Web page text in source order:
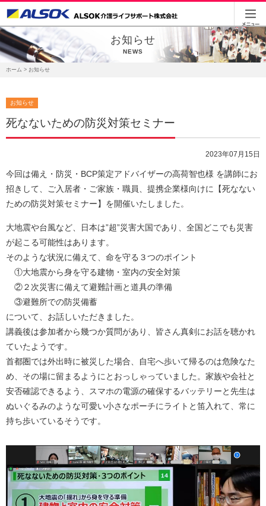
お知らせ
NEWS
ホーム > お知らせ
お知らせ
死なないための防災対策セミナー
2023年07月15日
今回は備え・防災・BCP策定アドバイザーの高荷智也様 を講師にお
招きして、ご入居者・ご家族・職員、提携企業様向けに【死なない
ための防災対策セミナー】を開催いたしました。
大地震や台風など、日本は”超”災害大国であり、全国どこでも災害
が起こる可能性はあります。
そのような状況に備えて、命を守る３つのポイント
①大地震から身を守る建物・室内の安全対策
②２次災害に備えて避難計画と道具の準備
③避難所での防災備蓄
について、お話しいただきました。
講義後は参加者から幾つか質問があり、皆さん真剣にお話を聴かれ
ていたようです。
首都圏では外出時に被災した場合、自宅へ歩いて帰るのは危険なた
め、その場に留まるようにとおっしゃっていました。家族や会社と
安否確認できるよう、スマホの電源の確保するバッテリーと先生は
ぬいぐるみのような可愛い小さなポーチにライトと笛入れて、常に
持ち歩いているそうです。